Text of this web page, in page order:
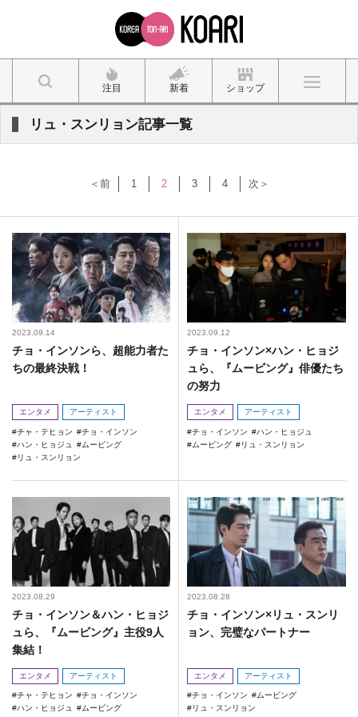
注目 新着 ショップ
リュ・スンリョン記事一覧
＜前 1 2 3 4 次＞
2023.09.14
チョ・インソンら、超能力者た
ちの最終決戦！
エンタメ アーティスト
チャ・テヒョン
チョ・インソン
ハン・ヒョジュ
ムービング
リュ・スンリョン
2023.09.12
チョ・インソン×ハン・ヒョジ
ュら、『ムービング』俳優たち
の努力
エンタメ アーティスト
チョ・インソン
ハン・ヒョジュ
ムービング
リュ・スンリョン
2023.08.29
チョ・インソン＆ハン・ヒョジ
ュら、『ムービング』主役9人
集結！
エンタメ アーティスト
チャ・テヒョン
チョ・インソン
ハン・ヒョジュ
ムービング
2023.08.28
チョ・インソン×リュ・スンリ
ョン、完璧なパートナー
エンタメ アーティスト
チョ・インソン
ムービング
リュ・スンリョン